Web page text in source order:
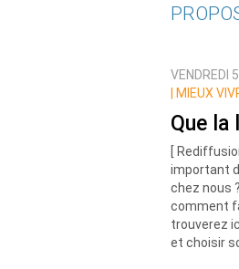
Nom
Courriel
VENDREDI
MIEUX
Que la
[
important
chez nous
comment
trouverez
et choisir